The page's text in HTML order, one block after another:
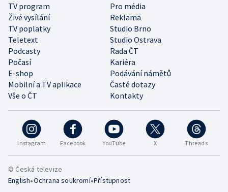
Instagram Facebook YouTube X Threads
TV program
Pro média
Živé vysílání
Reklama
TV poplatky
Studio Brno
Teletext
Studio Ostrava
Podcasty
Rada ČT
Počasí
Kariéra
E-shop
Podávání námětů
Mobilní a TV aplikace
Časté dotazy
Vše o ČT
Kontakty
© Česká televize
English•Ochrana soukromí•Přístupnost